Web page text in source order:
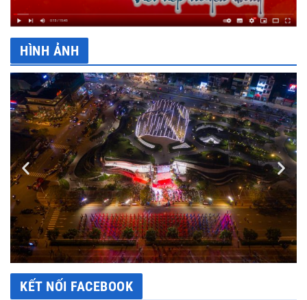
HÌNH ẢNH
KẾT NỐI FACEBOOK